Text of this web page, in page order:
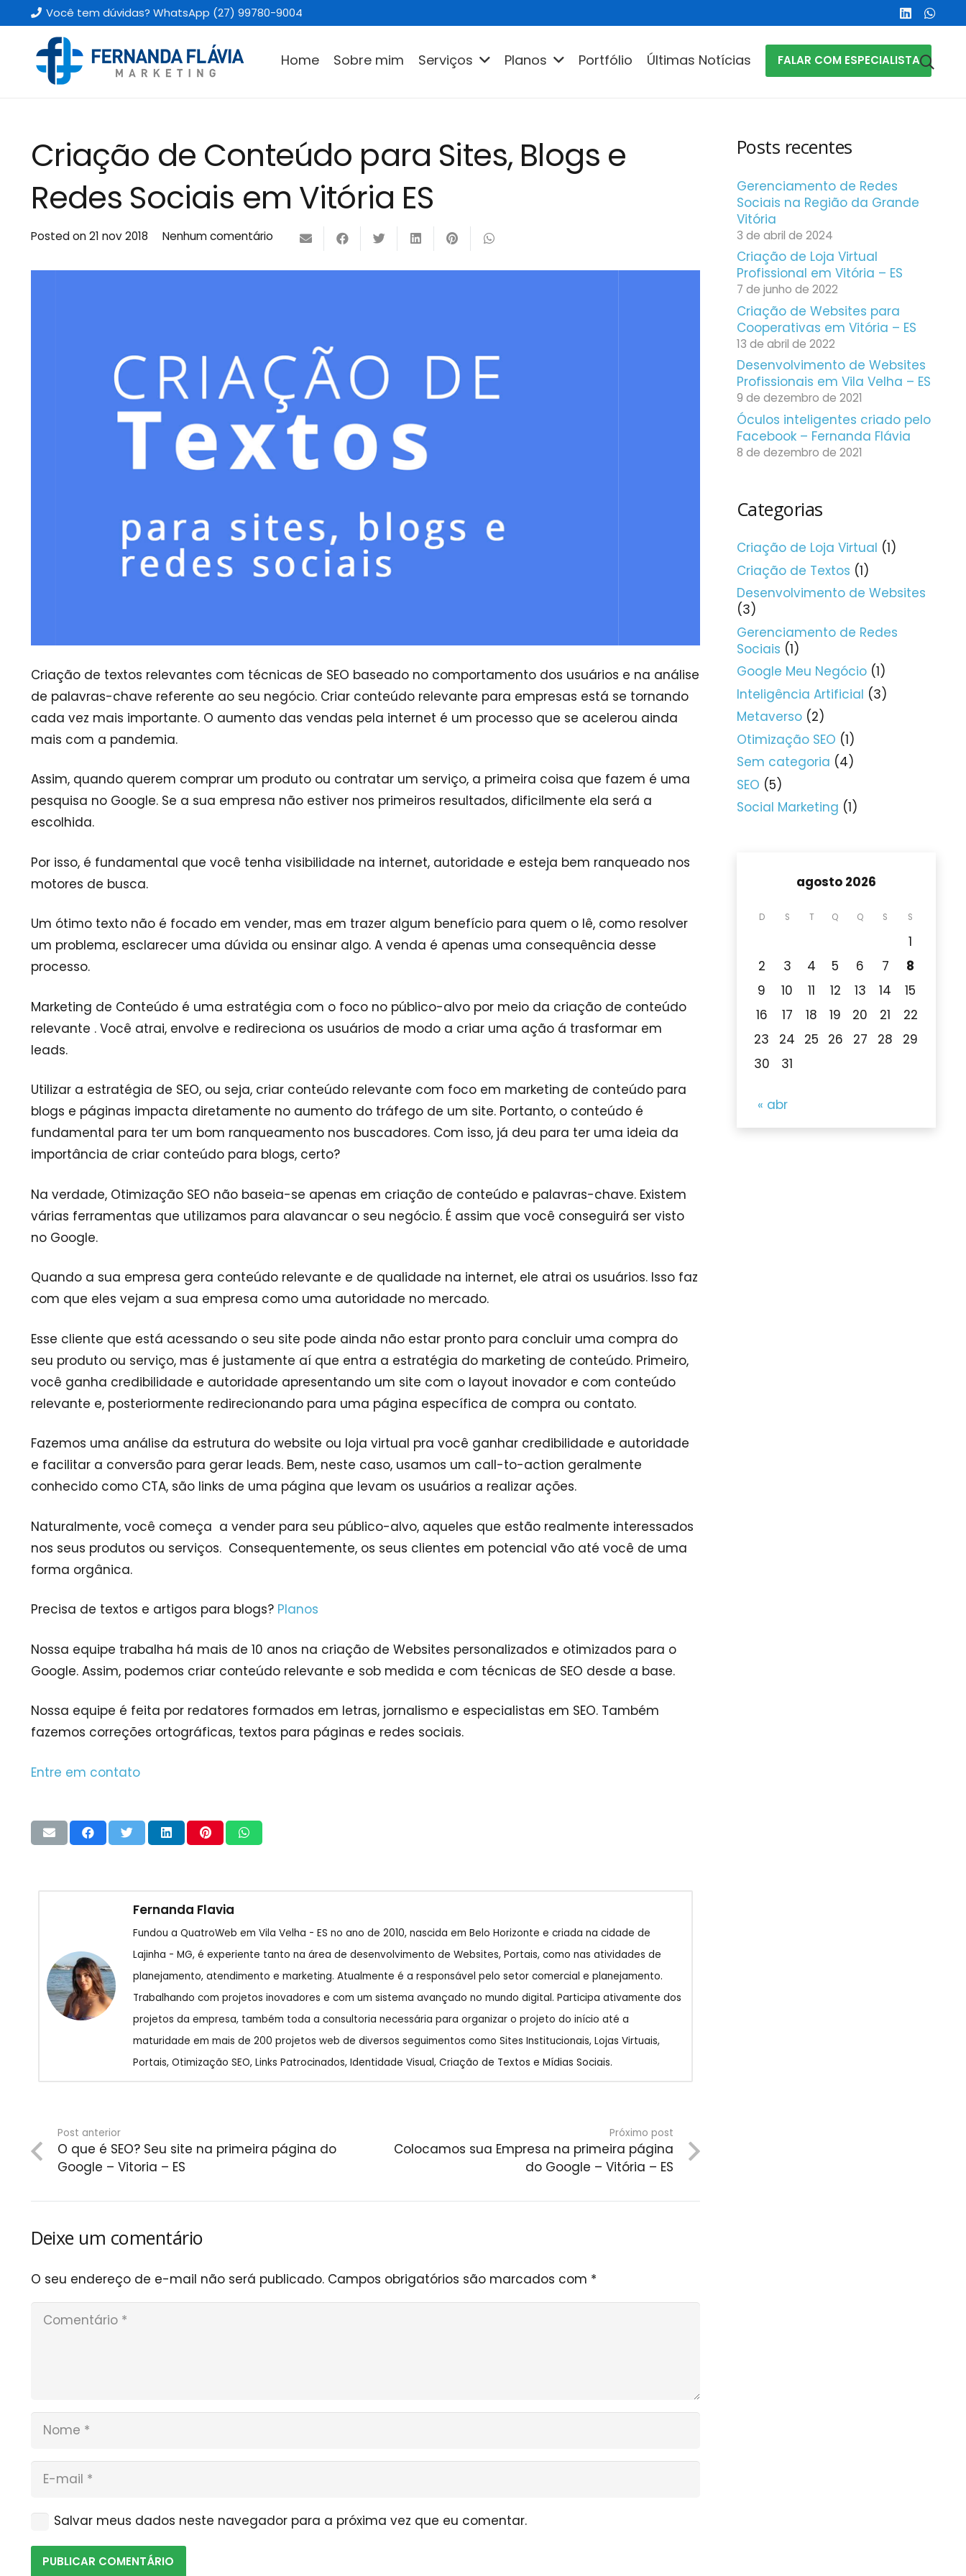
Você tem dúvidas? WhatsApp (27) 99780-9004
Home Sobre mim Serviços Planos Portfólio Últimas Notícias FALAR COM ESPECIALISTA
Criação de Conteúdo para Sites, Blogs e
Redes Sociais em Vitória ES
Posted on21 nov 2018 Nenhum comentário
Criação de textos relevantes com técnicas de SEO baseado no comportamento dos usuários e na análise
de palavras-chave referente ao seu negócio. Criar conteúdo relevante para empresas está se tornando
cada vez mais importante. O aumento das vendas pela internet é um processo que se acelerou ainda
mais com a pandemia.
Assim, quando querem comprar um produto ou contratar um serviço, a primeira coisa que fazem é uma
pesquisa no Google. Se a sua empresa não estiver nos primeiros resultados, dificilmente ela será a
escolhida.
Por isso, é fundamental que você tenha visibilidade na internet, autoridade e esteja bem ranqueado nos
motores de busca.
Um ótimo texto não é focado em vender, mas em trazer algum benefício para quem o lê, como resolver
um problema, esclarecer uma dúvida ou ensinar algo. A venda é apenas uma consequência desse
processo.
Marketing de Conteúdo é uma estratégia com o foco no público-alvo por meio da criação de conteúdo
relevante . Você atrai, envolve e redireciona os usuários de modo a criar uma ação á trasformar em
leads.
Utilizar a estratégia de SEO, ou seja, criar conteúdo relevante com foco em marketing de conteúdo para
blogs e páginas impacta diretamente no aumento do tráfego de um site. Portanto, o conteúdo é
fundamental para ter um bom ranqueamento nos buscadores. Com isso, já deu para ter uma ideia da
importância de criar conteúdo para blogs, certo?
Na verdade, Otimização SEO não baseia-se apenas em criação de conteúdo e palavras-chave. Existem
várias ferramentas que utilizamos para alavancar o seu negócio. É assim que você conseguirá ser visto
no Google.
Quando a sua empresa gera conteúdo relevante e de qualidade na internet, ele atrai os usuários. Isso faz
com que eles vejam a sua empresa como uma autoridade no mercado.
Esse cliente que está acessando o seu site pode ainda não estar pronto para concluir uma compra do
seu produto ou serviço, mas é justamente aí que entra a estratégia do marketing de conteúdo. Primeiro,
você ganha credibilidade e autoridade apresentando um site com o layout inovador e com conteúdo
relevante e, posteriormente redirecionando para uma página específica de compra ou contato.
Fazemos uma análise da estrutura do website ou loja virtual pra você ganhar credibilidade e autoridade
e facilitar a conversão para gerar leads. Bem, neste caso, usamos um call-to-action geralmente
conhecido como CTA, são links de uma página que levam os usuários a realizar ações.
Naturalmente, você começa a vender para seu público-alvo, aqueles que estão realmente interessados
nos seus produtos ou serviços. Consequentemente, os seus clientes em potencial vão até você de uma
forma orgânica.
Precisa de textos e artigos para blogs? Planos
Nossa equipe trabalha há mais de 10 anos na criação de Websites personalizados e otimizados para o
Google. Assim, podemos criar conteúdo relevante e sob medida e com técnicas de SEO desde a base.
Nossa equipe é feita por redatores formados em letras, jornalismo e especialistas em SEO. Também
fazemos correções ortográficas, textos para páginas e redes sociais.
Entre em contato
Fernanda Flavia
Fundou a QuatroWeb em Vila Velha - ES no ano de 2010, nascida em Belo Horizonte e criada na cidade de
Lajinha - MG, é experiente tanto na área de desenvolvimento de Websites, Portais, como nas atividades de
planejamento, atendimento e marketing. Atualmente é a responsável pelo setor comercial e planejamento.
Trabalhando com projetos inovadores e com um sistema avançado no mundo digital. Participa ativamente dos
projetos da empresa, também toda a consultoria necessária para organizar o projeto do início até a
maturidade em mais de 200 projetos web de diversos seguimentos como Sites Institucionais, Lojas Virtuais,
Portais, Otimização SEO, Links Patrocinados, Identidade Visual, Criação de Textos e Mídias Sociais.
Post anterior
O que é SEO? Seu site na primeira página do
Google – Vitoria – ES
Próximo post
Colocamos sua Empresa na primeira página
do Google – Vitória – ES
Deixe um comentário
O seu endereço de e-mail não será publicado. Campos obrigatórios são marcados com *
Salvar meus dados neste navegador para a próxima vez que eu comentar.
PUBLICAR COMENTÁRIO
Posts recentes
Gerenciamento de Redes
Sociais na Região da Grande
Vitória
3 de abril de 2024
Criação de Loja Virtual
Profissional em Vitória – ES
7 de junho de 2022
Criação de Websites para
Cooperativas em Vitória – ES
13 de abril de 2022
Desenvolvimento de Websites
Profissionais em Vila Velha – ES
9 de dezembro de 2021
Óculos inteligentes criado pelo
Facebook – Fernanda Flávia
8 de dezembro de 2021
Categorias
Criação de Loja Virtual (1)
Criação de Textos (1)
Desenvolvimento de Websites
(3)
Gerenciamento de Redes
Sociais (1)
Google Meu Negócio (1)
Inteligência Artificial (3)
Metaverso (2)
Otimização SEO (1)
Sem categoria (4)
SEO (5)
Social Marketing (1)
agosto 2026
D S T Q Q S S
1
2
3 4 5 6 7
8
9
10 11 12 13 14
15
16
17 18 19 20 21
22
23
24 25 26 27 28
29
30
31
« abr